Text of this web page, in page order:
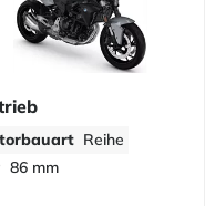
Reihe
86 mm